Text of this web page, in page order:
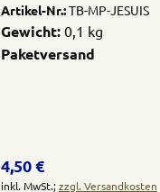
anderen
und Ausrüstung.Unsere
Artikel-Nr.:TB-MP-JESUIS
Gewicht: 0,1 kg
Paketversand
Regulärer Preis:
4,50 €
inkl. MwSt.;zzgl. Versandkosten